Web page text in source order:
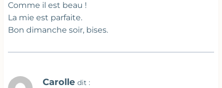
Comme il est beau !
La mie est parfaite.
Bon dimanche soir, bises.
Carolle dit :